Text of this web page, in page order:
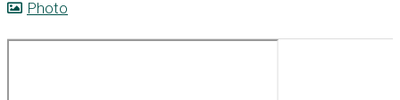
Photo